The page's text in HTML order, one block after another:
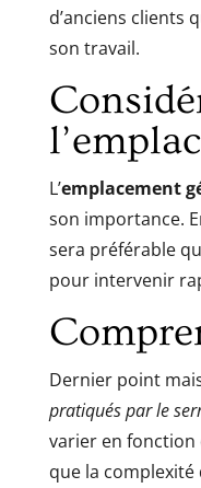
d’anciens clients
son travail.
L’emplacement
son importance.
sera préférable
pour intervenir
Dernier point
pratiqués par le
varier en
que la